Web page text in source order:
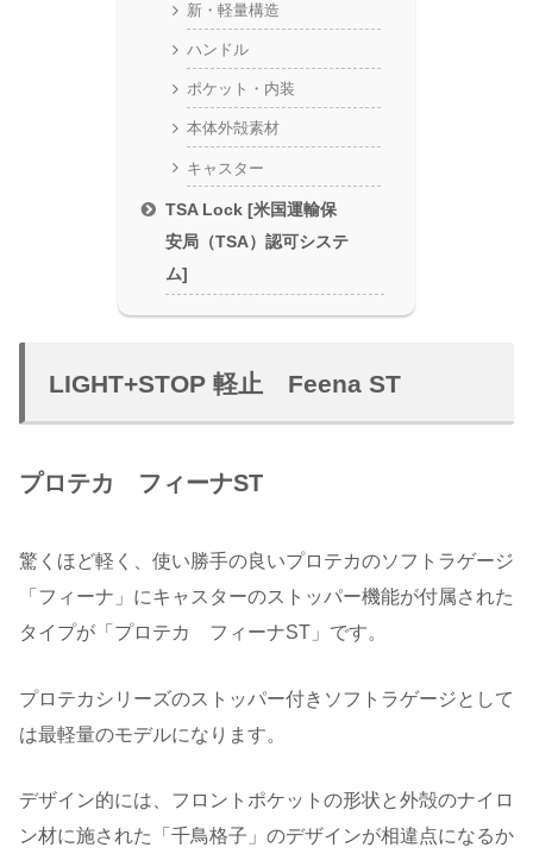
新・軽量構造
ハンドル
ポケット・内装
本体外殻素材
キャスター
TSA Lock [米国運輸保
安局（TSA）認可システ
ム]
LIGHT+STOP 軽止 Feena ST
プロテカ フィーナST
驚くほど軽く、使い勝手の良いプロテカのソフトラゲージ
「フィーナ」にキャスターのストッパー機能が付属された
タイプが「プロテカ フィーナST」です。
プロテカシリーズのストッパー付きソフトラゲージとして
は最軽量のモデルになります。
デザイン的には、フロントポケットの形状と外殻のナイロ
ン材に施された「千鳥格子」のデザインが相違点になるか